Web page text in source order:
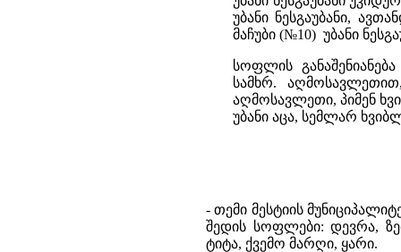
უბანი ნესგაუბანი,
მაჩუბი (№10) უბანი
სოფლის
სამხრ.
აღმოსავლეთი, პიმენ
უბანი აცა, სემლარ
- თემი მესტიის
შედის სოფლები: დევრა,
ტიტა, ქვემო მარღი, ყარი.